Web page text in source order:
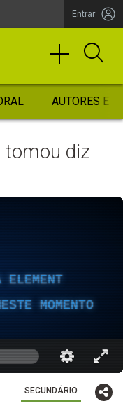
Entrar
AUTORES
tomou diz
ELEMENT
MOMENTO
SECUNDÁRIO